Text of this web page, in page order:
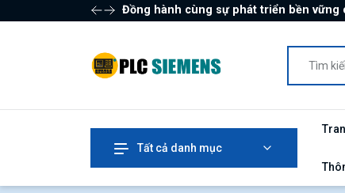
Đồng hành cùng sự phát triển bền vững
Tất cả danh mục